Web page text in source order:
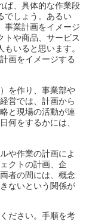
ば、具体的な作業段
でしょう。あるい
事業計画をイメージ
トや商品、サービス
いると思います。
画をイメージする
を作り、事業部や
営では、計画から
と現場の活動が連
何をするかには、
や作業の計画によ
クトの計画、企
者の間には、概念
ないという関係が
ださい。手順を考